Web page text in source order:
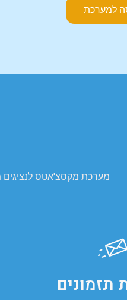
למערכת
מערכת מקסצ'אטס לנציגים
תזמונים